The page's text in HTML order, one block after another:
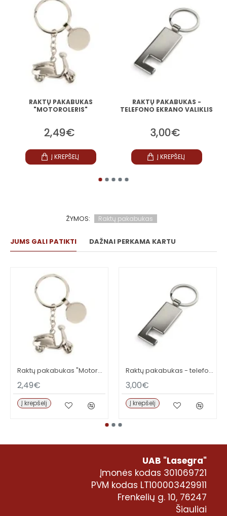
RAKTŲ PAKABUKAS
"MOTOROLERIS"
2,49€
Į KREPŠELĮ
RAKTŲ PAKABUKAS -
TELEFONO EKRANO VALIKLIS
3,00€
Į KREPŠELĮ
ŽYMOS: Raktų pakabukas
JUMS GALI PATIKTI DAŽNAI PERKAMA KARTU
Raktų pakabukas "Motoroleris"
2,49€
Į krepšelį
Raktų pakabukas - telefono ekrano valiklis
3,00€
Į krepšelį
UAB "Lasegra"
Įmonės kodas 301069721
PVM kodas LT100003429911
Frenkelių g. 10, 76247
Šiauliai